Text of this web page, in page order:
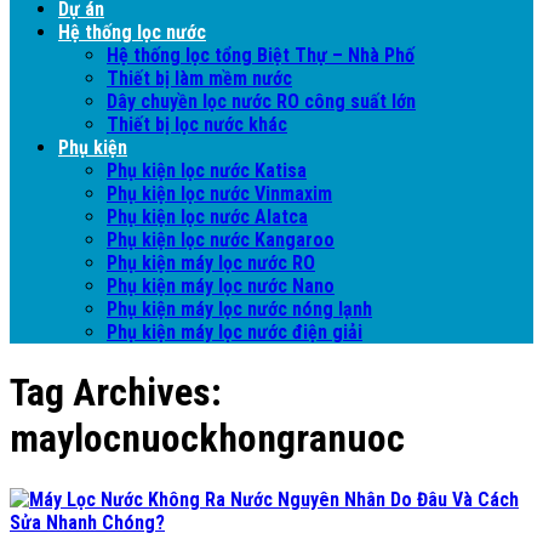
Dự án
Hệ thống lọc nước
Hệ thống lọc tổng Biệt Thự – Nhà Phố
Thiết bị làm mềm nước
Dây chuyền lọc nước RO công suất lớn
Thiết bị lọc nước khác
Phụ kiện
Phụ kiện lọc nước Katisa
Phụ kiện lọc nước Vinmaxim
Phụ kiện lọc nước Alatca
Phụ kiện lọc nước Kangaroo
Phụ kiện máy lọc nước RO
Phụ kiện máy lọc nước Nano
Phụ kiện máy lọc nước nóng lạnh
Phụ kiện máy lọc nước điện giải
Tag Archives:
maylocnuockhongranuoc